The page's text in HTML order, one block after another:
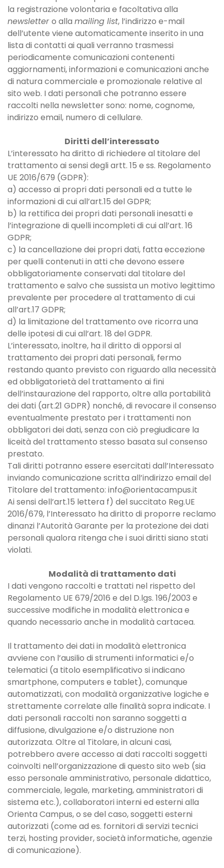
la registrazione volontaria e facoltativa alla
newslettero alla mailing list, l’indirizzo e-mail
dell’utente viene automaticamente inserito in una
lista di contatti ai quali verranno trasmessi
periodicamente comunicazioni contenenti
aggiornamenti, informazioni e comunicazioni anche
di natura commerciale e promozionale relative al
sito web. I dati personali che potranno essere
raccolti nella newsletter sono: nome, cognome,
indirizzo email, numero di cellulare.
Diritti dell’interessato
L’interessato ha diritto di richiedere al titolare del
trattamento ai sensi degli artt. 15 e ss. Regolamento
UE 2016/679 (GDPR):
a) accesso ai propri dati personali ed a tutte le
informazioni di cui all’art.15 del GDPR;
b) la rettifica dei propri dati personali inesatti e
l’integrazione di quelli incompleti di cui all’art. 16
GDPR;
c) la cancellazione dei propri dati, fatta eccezione
per quelli contenuti in atti che devono essere
obbligatoriamente conservati dal titolare del
trattamento e salvo che sussista un motivo legittimo
prevalente per procedere al trattamento di cui
all’art.17 GDPR;
d) la limitazione del trattamento ove ricorra una
delle ipotesi di cui all’art. 18 del GDPR.
L’interessato, inoltre, ha il diritto di opporsi al
trattamento dei propri dati personali, fermo
restando quanto previsto con riguardo alla necessità
ed obbligatorietà del trattamento ai fini
dell’instaurazione del rapporto, oltre alla portabilità
dei dati (art.21 GDPR) nonché, di revocare il consenso
eventualmente prestato per i trattamenti non
obbligatori dei dati, senza con ciò pregiudicare la
liceità del trattamento stesso basata sul consenso
prestato.
Tali diritti potranno essere esercitati dall’Interessato
inviando comunicazione scritta all’indirizzo email del
Titolare del trattamento: info@orientacampus.it
Ai sensi dell’art.15 lettera f) del succitato Reg.UE
2016/679, l’Interessato ha diritto di proporre reclamo
dinanzi l’Autorità Garante per la protezione dei dati
personali qualora ritenga che i suoi diritti siano stati
violati.
Modalità di trattamento dati
I dati vengono raccolti e trattati nel rispetto del
Regolamento UE 679/2016 e del D.lgs. 196/2003 e
successive modifiche in modalità elettronica e
quando necessario anche in modalità cartacea.
Il trattamento dei dati in modalità elettronica
avviene con l’ausilio di strumenti informatici e/o
telematici (a titolo esemplificativo si indicano
smartphone, computers e tablet), comunque
automatizzati, con modalità organizzative logiche e
strettamente correlate alle finalità sopra indicate. I
dati personali raccolti non saranno soggetti a
diffusione, divulgazione e/o distruzione non
autorizzata. Oltre al Titolare, in alcuni casi,
potrebbero avere accesso ai dati raccolti soggetti
coinvolti nell’organizzazione di questo sito web (sia
esso personale amministrativo, personale didattico,
commerciale, legale, marketing, amministratori di
sistema etc.), collaboratori interni ed esterni alla
Orienta Campus, o se del caso, soggetti esterni
autorizzati (come ad es. fornitori di servizi tecnici
terzi, hosting provider, società informatiche, agenzie
di comunicazione).